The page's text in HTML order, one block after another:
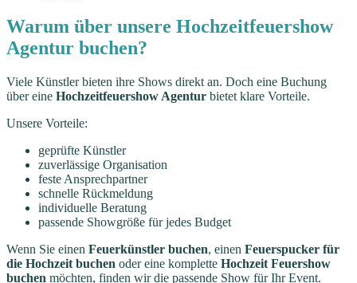
Warum über unsere Hochzeitfeuershow
Agentur buchen?
Viele Künstler bieten ihre Shows direkt an. Doch eine Buchung
über eine Hochzeitfeuershow Agentur bietet klare Vorteile.
Unsere Vorteile:
geprüfte Künstler
zuverlässige Organisation
feste Ansprechpartner
schnelle Rückmeldung
individuelle Beratung
passende Showgröße für jedes Budget
Wenn Sie einen Feuerkünstler buchen, einen Feuerspucker für
die Hochzeit buchen oder eine komplette Hochzeit Feuershow
buchen möchten, finden wir die passende Show für Ihr Event.